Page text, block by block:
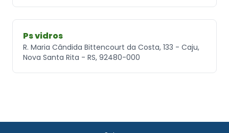
Ps vidros
R. Maria Cândida Bittencourt da Costa, 133 - Caju,
Nova Santa Rita - RS, 92480-000